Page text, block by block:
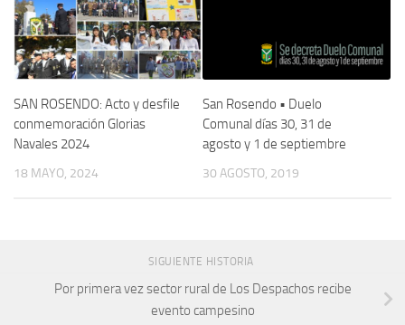
SAN ROSENDO: Acto y desfile
conmemoración Glorias
Navales 2024
18 MAYO, 2024
San Rosendo • Duelo
Comunal días 30, 31 de
agosto y 1 de septiembre
30 AGOSTO, 2019
SIGUIENTE HISTORIA
Por primera vez sector rural de Los Despachos recibe
evento campesino